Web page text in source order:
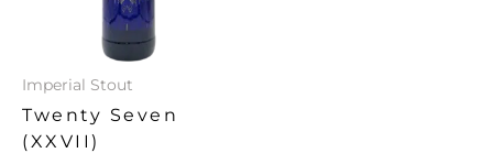
Imperial Stout
Twenty Seven
(XXVII)